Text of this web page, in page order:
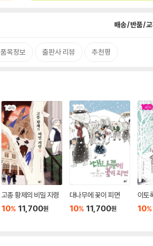
배송/반품/
품목정보 출판사 리뷰 추천평
고종 황제의 비밀 지령
10% 11,700원
대나무에 꽃이 피면
10% 11,700원
이토
10%